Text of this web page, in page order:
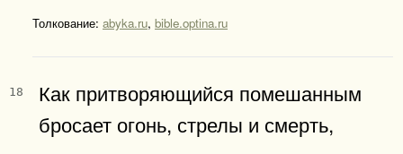
Толкование: abyka.ru, bible.optina.ru
18
Как притворяющийся помешанным
бросает огонь, стрелы и смерть,